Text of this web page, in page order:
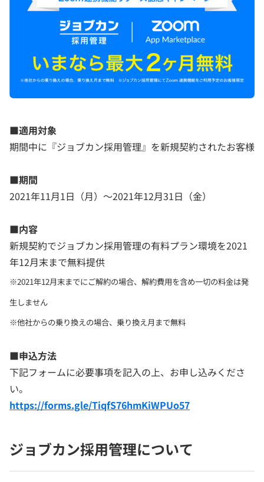
■適用対象
期間中に『ジョブカン採用管理』を新規契約されたお客様
■期間
2021年11月1日（月）～2021年12月31日（金）
■内容
新規契約でジョブカン採用管理の有料プラン環境を2021
年12月末まで無料提供
※2021年12月末までにご解約の場合、解約費用を含め一切の料金は発
生しません
※他社からの乗り換えの場合、乗り換え月まで無料
■申込方法
下記フォームに必要事項を記入の上、お申し込みくださ
い。
https://forms.gle/TiqfS76hmKiWPUo57
ジョブカン採用管理について